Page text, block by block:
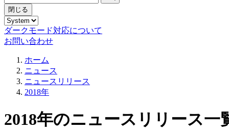
閉じる
ダークモード対応について
お問い合わせ
ホーム
ニュース
ニュースリリース
2018年
2018年のニュースリリース一